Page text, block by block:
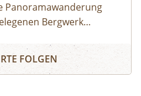
Panoramawanderung
Bergwerk
Auffi nden der
wichtigste Epoche für
WO ALLES BEGANN
FOLGEN